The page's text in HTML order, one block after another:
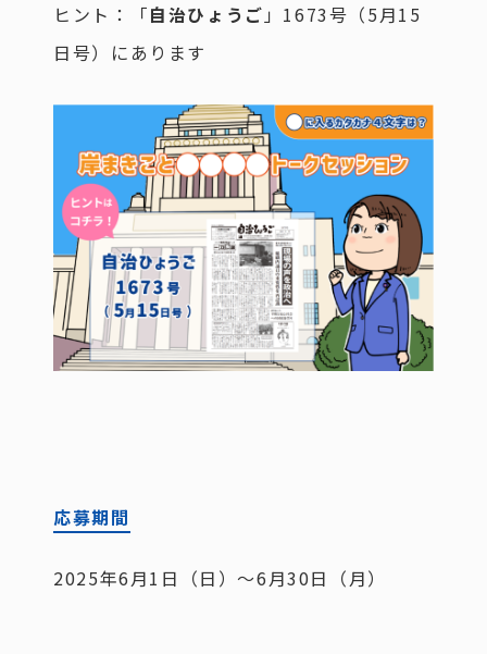
ヒント：「自治ひょうご 」1673号（5月15
日号）にあります
応募期間
2025年6月1日（日）～6月30日（月）